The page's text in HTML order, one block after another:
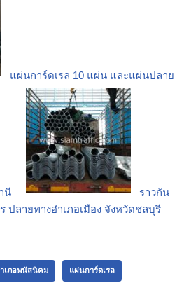
แผ่นการ์ดเรล 10 แผ่น และแผ่นปลาย
นี
ราวกัน
ปลายทางอำเภอเมือง จังหวัดชลบุรี
เภอพนัสนิคม แผ่นการ์ดเรล